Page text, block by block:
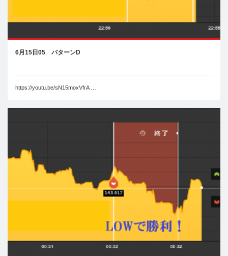
6月15日05 パターンD
https://youtu.be/sN15moxVfrA …